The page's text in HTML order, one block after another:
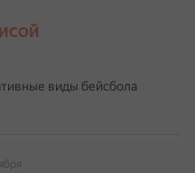
виды бейсбола